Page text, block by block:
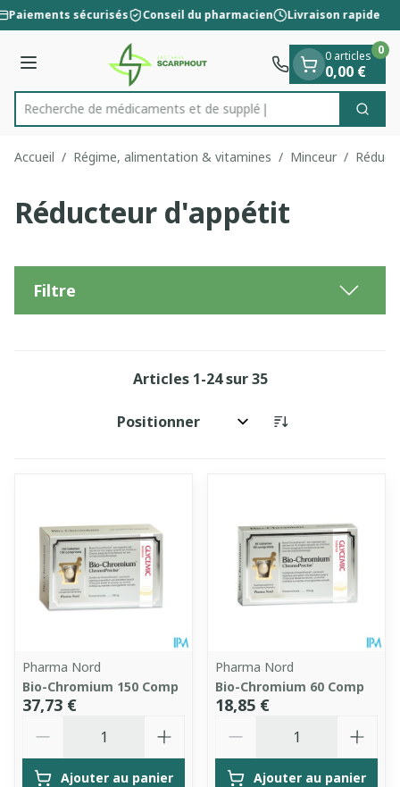
Aller au contenu
1 de 1
Paiements sécurisés Conseil du pharmacien Livraison rapide
Menu
Rechercher
Recherche de médic
0 articles
0,00 €
0
Accueil / Régime, alimentation & vitamines / Minceur /
Réducteur d'appétit
Filtre
Articles 1-24sur35
Trier par:
Pharma Nord
Bio-Chromium 150 Comp
37,73 €
Ajouter au panier
Pharma Nord
Bio-Chromium 60 Comp
18,85 €
Ajouter au panier